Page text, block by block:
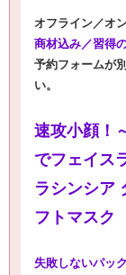
オフライン／オ
商材込み／習得
予約フォームが
い。
速攻小顔！
でフェイス
ラシンシア
フトマスク
失敗しないパッ